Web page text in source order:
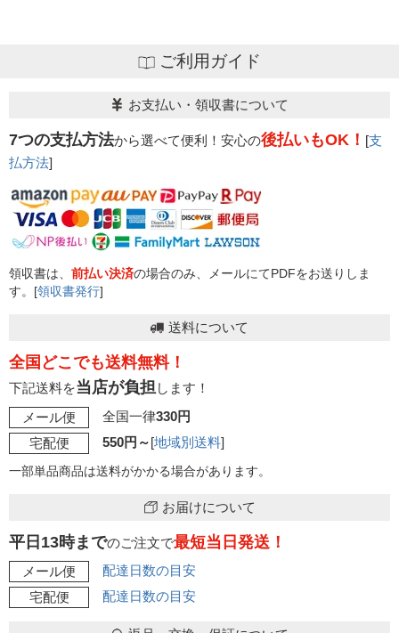
ご利用ガイド
お支払い・領収書について
7つの支払方法から選べて便利！安心の後払いもOK！ [支
払方法]
領収書は、 前払い決済の場合のみ、メールにてPDFをお送りしま
す。[領収書発行]
送料について
全国どこでも送料無料！
下記送料を当店が負担します！
メール便
全国一律330円
宅配便
550円～[地域別送料]
一部単品商品は送料がかかる場合があります。
お届けについて
平日13時までのご注文で最短当日発送！
メール便
配達日数の目安
宅配便
配達日数の目安